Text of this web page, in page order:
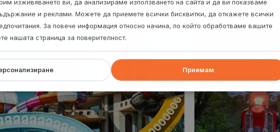
обл. Ловеч
от /586.75 лв.
Гр. Троян, обл. Ловеч
изживяването ви, да анализираме използването на сайта и да ви показваме
и реклами. Можете да приемете всички бисквитки, да откажете всички
За повече информация относно начина, по който обработваме вашите
нашата страница за поверителност.
Приемам